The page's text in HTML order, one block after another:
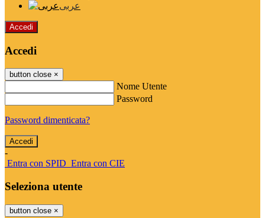
عربى
Accedi
Accedi
button close ×
Nome Utente
Password
Password dimenticata?
-
Entra con SPID Entra con CIE
Seleziona utente
button close ×